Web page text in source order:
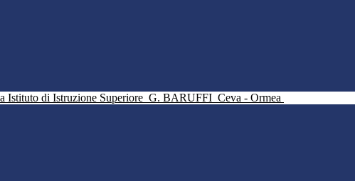
Istituto di Istruzione Superiore G. BARUFFI Ceva - Ormea